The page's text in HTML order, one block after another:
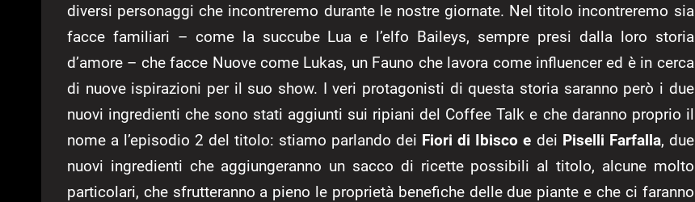
diversi personaggi che incontreremo durante le nostre giornate. Nel titolo incontreremo sia
facce familiari – come la succube Lua e l’elfo Baileys, sempre presi dalla loro storia
d’amore – che facce Nuove come Lukas, un Fauno che lavora come influencer ed è in cerca
di nuove ispirazioni per il suo show. I veri protagonisti di questa storia saranno però i due
nuovi ingredienti che sono stati aggiunti sui ripiani del Coffee Talk e che daranno proprio il
nome a l’episodio 2 del titolo: stiamo parlando dei Fiori di Ibisco e dei Piselli Farfalla, due
nuovi ingredienti che aggiungeranno un sacco di ricette possibili al titolo, alcune molto
particolari, che sfrutteranno a pieno le proprietà benefiche delle due piante e che ci faranno